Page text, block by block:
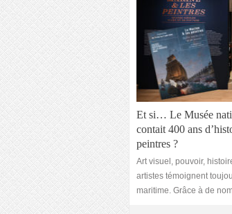
Et si… Le Musée
contait 400 ans
peintres ?
Art visuel, pouvoir,
artistes témoignent
maritime. Grâce à de